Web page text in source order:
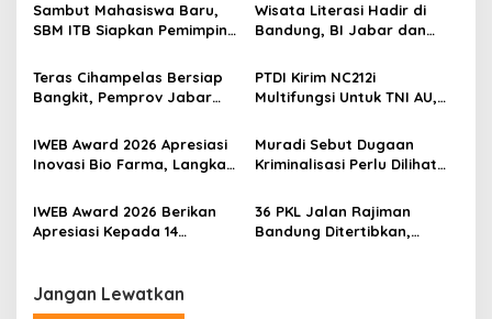
Sambut Mahasiswa Baru,
SBM ITB Siapkan Pemimpin
Wisata Literasi Hadir di
Bandung, BI Jabar dan
Kuliner, Hingga Edukasi
Digital
Teras Cihampelas Bersiap
Bangkit, Pemprov Jabar
Oktober 2026
PTDI Kirim NC212i
Multifungsi Untuk TNI AU,
Pasukan Hingga Modifikasi
Cuaca
IWEB Award 2026 Apresiasi
Inovasi Bio Farma, Langkah
Kesehatan Kian Menguat
Muradi Sebut Dugaan
Kriminalisasi Perlu Dilihat
IWEB Award 2026 Berikan
Apresiasi Kepada 14
Keterbukaan Informasi
36 PKL Jalan Rajiman
Bandung Ditertibkan,
Jangan Lewatkan